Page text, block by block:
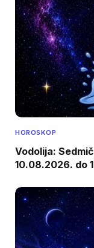
HOROSKOP
Vodolija:
10.08.2026. do